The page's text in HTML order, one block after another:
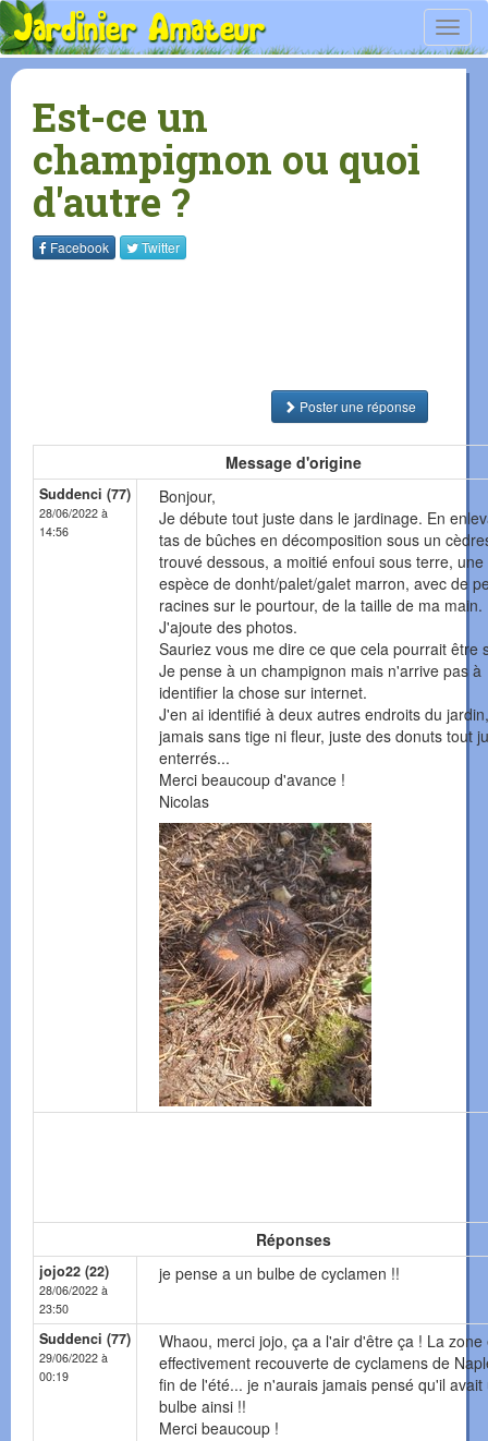
Est-ce un
champignon ou quoi
d'autre ?
Facebook Twitter
Poster une réponse
Message d'origine
Suddenci (77)
28/06/2022 à
14:56
Bonjour,
Je débute tout juste dans le jardinage. En
tas de bûches en décomposition sous un
trouvé dessous, a moitié enfoui sous terre, une
espèce de donht/palet/galet marron, avec de
racines sur le pourtour, de la taille de ma main.
J'ajoute des photos.
Sauriez vous me dire ce que cela pourrait être
Je pense à un champignon mais n'arrive pas à
identifier la chose sur internet.
J'en ai identifié à deux autres endroits du jardin,
jamais sans tige ni fleur, juste des donuts tout
enterrés...
Merci beaucoup d'avance !
Nicolas
Réponses
jojo22 (22)
28/06/2022 à
23:50
je pense a un bulbe de cyclamen !!
Suddenci (77)
29/06/2022 à
00:19
Whaou, merci jojo, ça a l'air d'être ça ! La zone
effectivement recouverte de cyclamens de
fin de l'été... je n'aurais jamais pensé qu'il avait
bulbe ainsi !!
Merci beaucoup !